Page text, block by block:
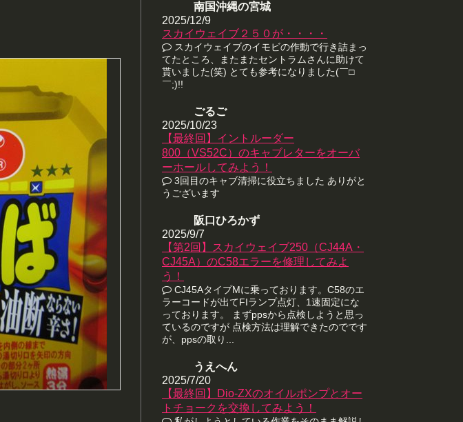
南国沖縄の宮城
2025/12/9
スカイウェイブ２５０が・・・・
スカイウェイブのイモビの作動で行き詰まっ
てたところ、またまたセントラムさんに助けて
貰いました(笑) とても参考になりました(￣□
￣;)!!
ごるご
2025/10/23
【最終回】イントルーダー
800（VS52C）のキャブレターをオーバ
ーホールしてみよう！
3回目のキャブ清掃に役立ちました ありがと
うございます
阪口ひろかず
2025/9/7
【第2回】スカイウェイブ250（CJ44A・
CJ45A）のC58エラーを修理してみよ
う！
CJ45AタイプMに乗っております。C58のエ
ラーコードが出てFIランプ点灯、1速固定にな
っております。 まずppsから点検しようと思っ
ているのですが 点検方法は理解できたのでです
が、ppsの取り...
うえへん
2025/7/20
【最終回】Dio-ZXのオイルポンプとオー
トチョークを交換してみよう！